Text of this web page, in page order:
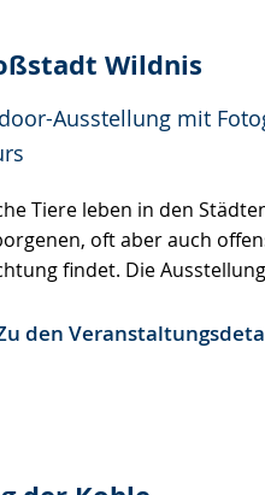
Wildnis
Ausstellung mit
Tiere leben in den
oft aber auch
findet. Die
den